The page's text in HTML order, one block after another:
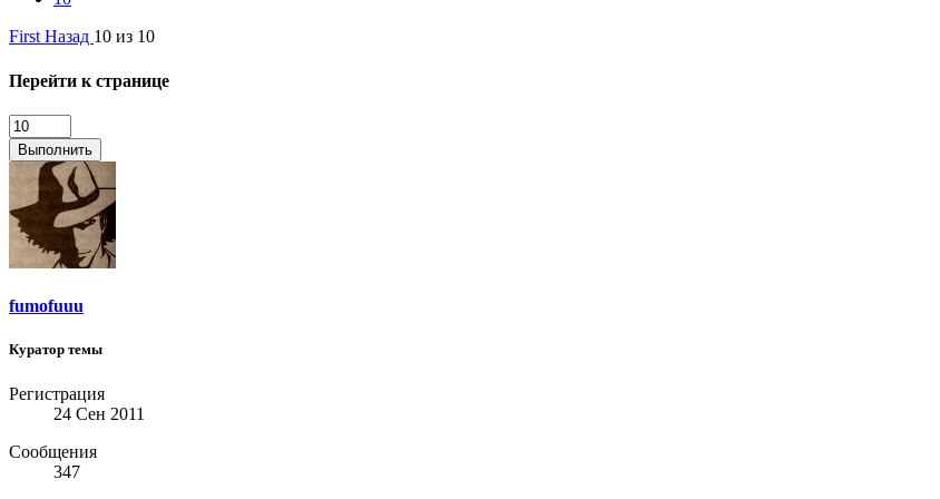
First Назад 10 из 10
Перейти к странице
Выполнить
fumofuuu
Куратор темы
Регистрация
24 Сен 2011
Сообщения
347